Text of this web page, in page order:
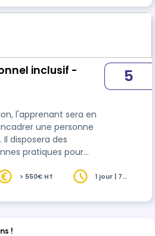
leurs équipes tou…
inclusif -
l'apprenant sera en
une personne
disposera des
pratiques pour
5
> 550€ HT
1 jour | 7
!